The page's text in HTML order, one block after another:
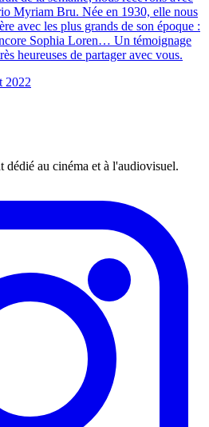
Myriam Bru. Née en 1930, elle nous
avec les plus grands de son époque :
Sophia Loren… Un témoignage
heureuses de partager avec vous.
2022
au cinéma et à l'audiovisuel.